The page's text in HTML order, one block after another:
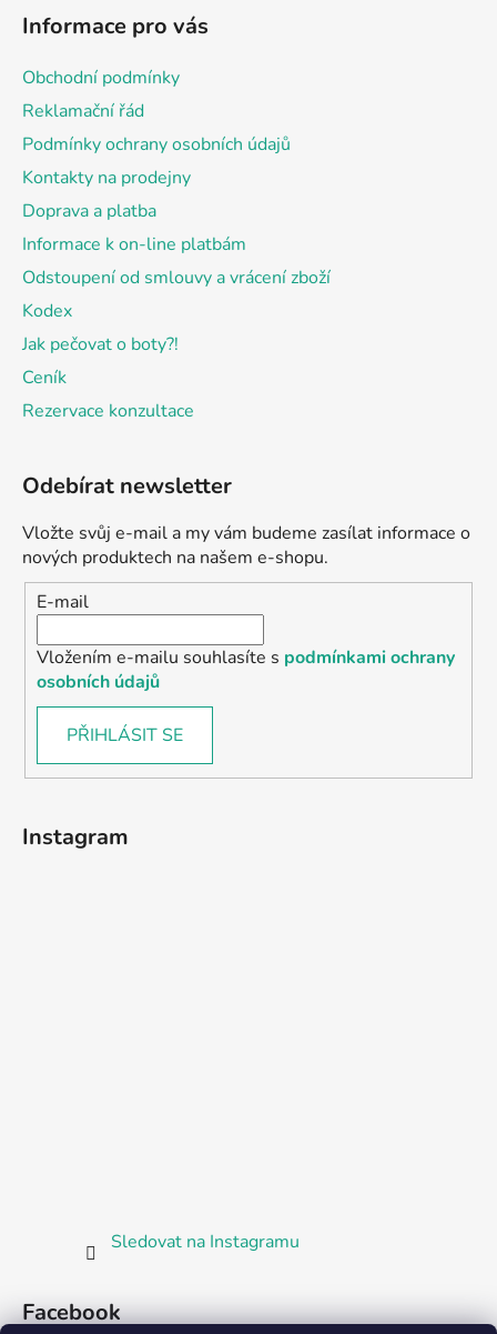
Informace pro vás
Obchodní podmínky
Reklamační řád
Podmínky ochrany osobních údajů
Kontakty na prodejny
Doprava a platba
Informace k on-line platbám
Odstoupení od smlouvy a vrácení zboží
Kodex
Jak pečovat o boty?!
Ceník
Rezervace konzultace
Odebírat newsletter
Vložte svůj e-mail a my vám budeme zasílat informace o
nových produktech na našem e-shopu.
E-mail
Vložením e-mailu souhlasíte s podmínkami ochrany
osobních údajů
PŘIHLÁSIT SE
Instagram
Sledovat na Instagramu
Facebook